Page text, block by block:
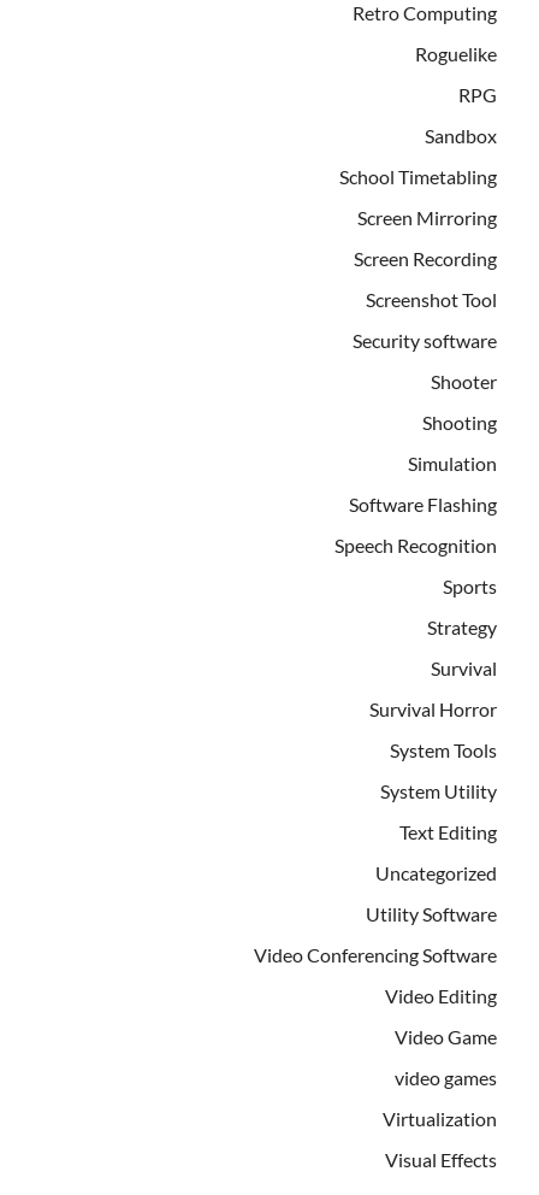
Retro Computing
Roguelike
RPG
Sandbox
School Timetabling
Screen Mirroring
Screen Recording
Screenshot Tool
Security software
Shooter
Shooting
Simulation
Software Flashing
Speech Recognition
Sports
Strategy
Survival
Survival Horror
System Tools
System Utility
Text Editing
Uncategorized
Utility Software
Video Conferencing Software
Video Editing
Video Game
video games
Virtualization
Visual Effects